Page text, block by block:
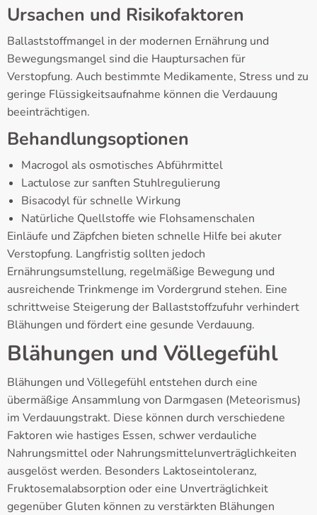
Ursachen und Risikofaktoren
Ballaststoffmangel in der modernen Ernährung und
Bewegungsmangel sind die Hauptursachen für
Verstopfung. Auch bestimmte Medikamente, Stress und zu
geringe Flüssigkeitsaufnahme können die Verdauung
beeinträchtigen.
Behandlungsoptionen
Macrogol als osmotisches Abführmittel
Lactulose zur sanften Stuhlregulierung
Bisacodyl für schnelle Wirkung
Natürliche Quellstoffe wie Flohsamenschalen
Einläufe und Zäpfchen bieten schnelle Hilfe bei akuter
Verstopfung. Langfristig sollten jedoch
Ernährungsumstellung, regelmäßige Bewegung und
ausreichende Trinkmenge im Vordergrund stehen. Eine
schrittweise Steigerung der Ballaststoffzufuhr verhindert
Blähungen und fördert eine gesunde Verdauung.
Blähungen und Völlegefühl
Blähungen und Völlegefühl entstehen durch eine
übermäßige Ansammlung von Darmgasen (Meteorismus)
im Verdauungstrakt. Diese können durch verschiedene
Faktoren wie hastiges Essen, schwer verdauliche
Nahrungsmittel oder Nahrungsmittelunverträglichkeiten
ausgelöst werden. Besonders Laktoseintoleranz,
Fruktosemalabsorption oder eine Unverträglichkeit
gegenüber Gluten können zu verstärkten Blähungen